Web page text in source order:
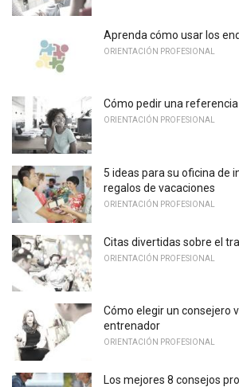
Aprenda cómo usar los
ORIENTACIÓN PROFESIONAL
Cómo pedir una
ORIENTACIÓN PROFESIONAL
5 ideas para su oficina de
regalos de vacaciones
ORIENTACIÓN PROFESIONAL
Citas divertidas sobre el
ORIENTACIÓN PROFESIONAL
Cómo elegir un consejero
entrenador
ORIENTACIÓN PROFESIONAL
Los mejores 8 consejos